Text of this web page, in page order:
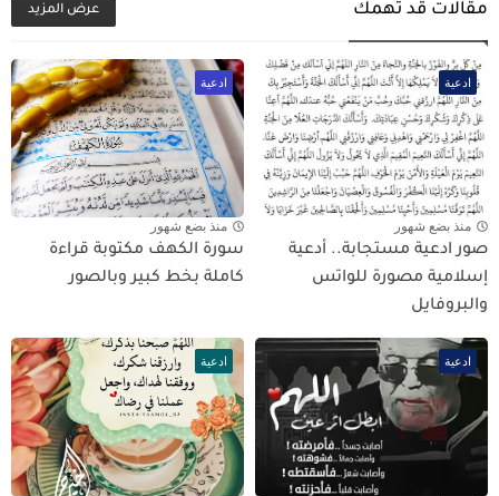
مقالات قد تهمك عرض المزيد
ادعية
منذ بضع شهور
صور ادعية مستجابة.. أدعية
إسلامية مصورة للواتس
والبروفايل
ادعية
منذ بضع شهور
سورة الكهف مكتوبة قراءة
كاملة بخط كبير وبالصور
ادعية ادعية